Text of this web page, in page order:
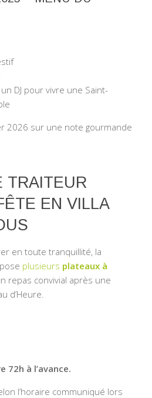
DJ pour vivre une Saint-
2026 sur une note gourmande
TRAITEUR
EN VILLA
en toute tranquillité, la
plusieurs plateaux à
repas convivial après une
d’Heure.
72h à l’avance.
l’horaire communiqué lors